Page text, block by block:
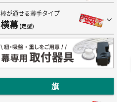
棒が通せる薄手タイプ
横幕(定型)
旗